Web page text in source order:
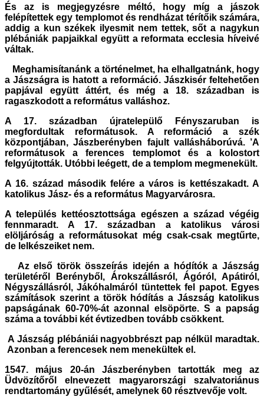
És az is megjegyzésre méltó, hogy míg a jászok
felépítettek egy templomot és rendházat térítőik számára,
addig a kun székek ilyesmit nem tettek, sőt a nagykun
plébániák papjaikkal együtt a reformata ecclesia híveivé
váltak.
Meghamisítanánk a történelmet, ha elhallgatnánk, hogy
a Jászságra is hatott a reformáció. Jászkisér feltehetően
papjával együtt áttért, és még a 18. században is
ragaszkodott a református valláshoz.
A 17. században újratelepülő Fényszaruban is
megfordultak reformátusok. A reformáció a szék
központjában, Jászberényben fajult vallásháborúvá. ’A
reformátusok a ferences templomot és a kolostort
felgyújtották. Utóbbi leégett, de a templom megmenekült.
A 16. század második felére a város is kettészakadt. A
katolikus Jász- és a református Magyarvárosra.
A település kettéosztottsága egészen a század végéig
fennmaradt. A 17. században a katolikus városi
elöljáróság a reformátusokat még csak-csak megtűrte,
de lelkészeiket nem.
Az első török összeírás idején a hódítók a Jászság
területéről Berényből, Árokszállásról, Ágóról, Apátiról,
Négyszállásról, Jákóhalmáról tüntettek fel papot. Egyes
számítások szerint a török hódítás a Jászság katolikus
papságának 60-70%-át azonnal elsöpörte. S a papság
száma a további két évtizedben tovább csökkent.
A Jászság plébániái nagyobbrészt pap nélkül maradtak.
Azonban a ferencesek nem menekültek el.
1547. május 20-án Jászberényben tartották meg az
Üdvözítőről elnevezett magyarországi szalvatoriánus
rendtartomány gyűlését, amelynek 60 résztvevője volt.